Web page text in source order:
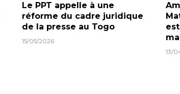
Le PPT appelle à une
réforme du cadre juridique
de la presse au Togo
15/05/2026
13/